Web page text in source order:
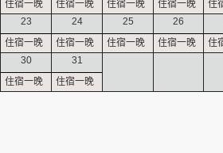
23 24 25 26
30 31